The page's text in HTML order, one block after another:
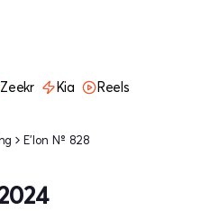
Zeekr Kia Reels
E'lon № 828